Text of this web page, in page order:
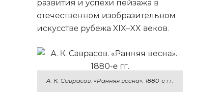
развития и успехи пейзажа в
отечественном изобразительном
искусстве рубежа XIX–XX веков.
А. К. Саврасов. «Ранняя весна». 1880-е гг.